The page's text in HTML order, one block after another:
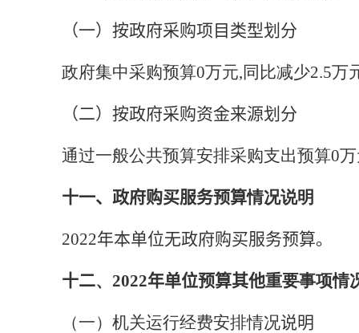
（一） 按政府采购项目类型划分
政府集中采购预算0万元,同比减少2.5万
（二） 按政府采购资金来源划分
通过一般公共预算安排采购支出预算0
十一、政府购买服务预算情况说明
2022年本单位无政府购买服务预算。
十二、 2022年单位预算其他重要事项情
（一）机关运行经费安排情况说明